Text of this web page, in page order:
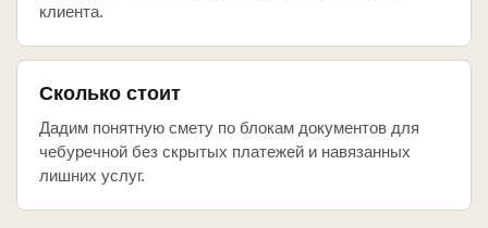
клиента.
Сколько стоит
Дадим понятную смету по блокам документов для
чебуречной без скрытых платежей и навязанных
лишних услуг.